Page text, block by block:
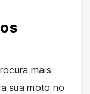
mais
sua moto no